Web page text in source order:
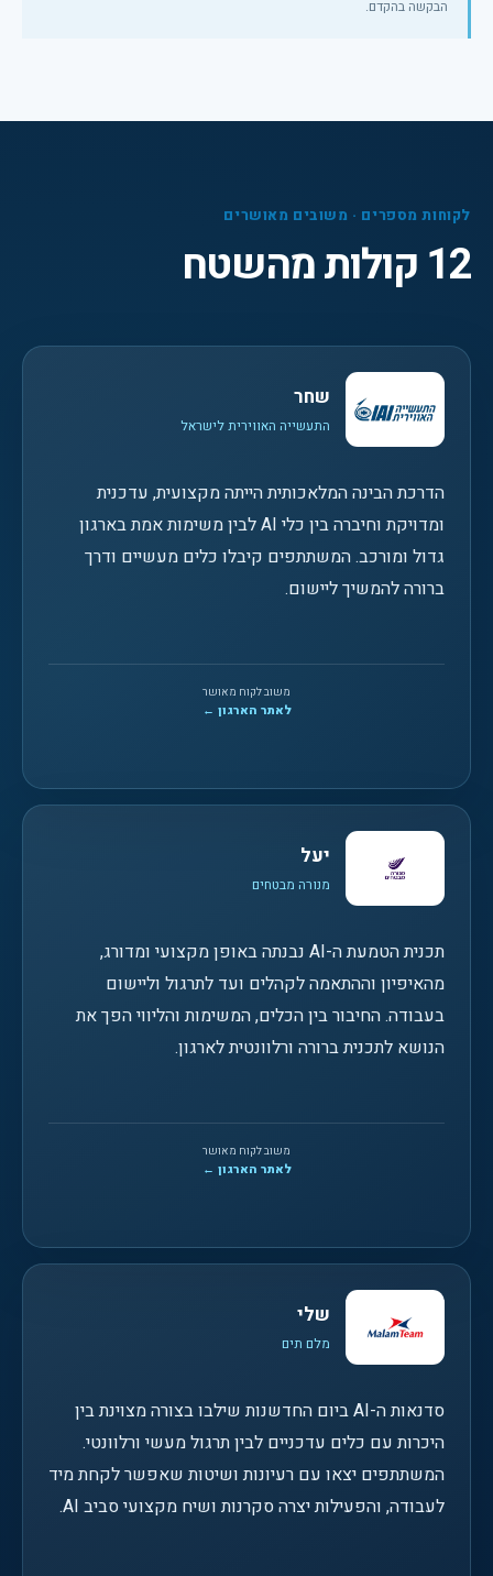
הבקשה בהקדם.
לקוחות מספרים · משובים מאושרים
12 קולות מהשטח
שחר
התעשייה האווירית לישראל
הדרכת הבינה המלאכותית הייתה מקצועית, עדכנית
ומדויקת וחיברה בין כלי AI לבין משימות אמת בארגון
גדול ומורכב. המשתתפים קיבלו כלים מעשיים ודרך
ברורה להמשיך ליישום.
משוב לקוח מאושר
לאתר הארגון ←
יעל
מנורה מבטחים
תכנית הטמעת ה-AI נבנתה באופן מקצועי ומדורג,
מהאיפיון וההתאמה לקהלים ועד לתרגול וליישום
בעבודה. החיבור בין הכלים, המשימות והליווי הפך את
הנושא לתכנית ברורה ורלוונטית לארגון.
משוב לקוח מאושר
לאתר הארגון ←
שלי
מלם תים
סדנאות ה-AI ביום החדשנות שילבו בצורה מצוינת בין
היכרות עם כלים עדכניים לבין תרגול מעשי ורלוונטי.
המשתתפים יצאו עם רעיונות ושיטות שאפשר לקחת מיד
לעבודה, והפעילות יצרה סקרנות ושיח מקצועי סביב AI.